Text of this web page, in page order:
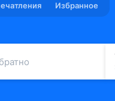
Избранное